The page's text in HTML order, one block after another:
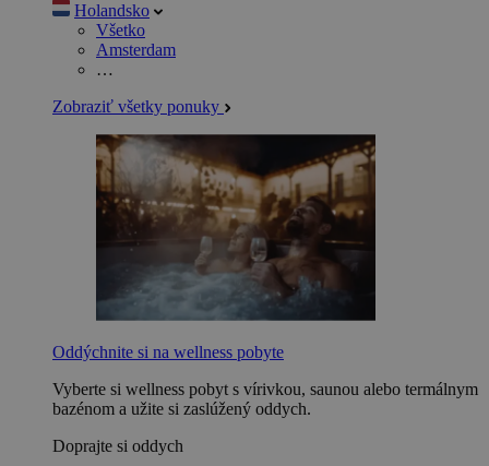
Holandsko
Všetko
Amsterdam
…
Zobraziť všetky ponuky
Oddýchnite si na wellness pobyte
Vyberte si wellness pobyt s vírivkou, saunou alebo termálnym
bazénom a užite si zaslúžený oddych.
Doprajte si oddych